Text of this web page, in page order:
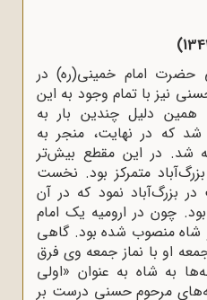
حضرت امام خمینى(ره) در
1342مرحوم حسنی نیز با تمام وجود به این
دلیل چندین بار به
که در نهایت، منجر به
شد. در این مقطع بیش‌تر
متمرکز بود. نخست
در بزرگ‌آباد نمود که در آن
چون در ارومیه یک امام
شاه منصوب شده بود. گاهى
او با نماز جمعه‌ وی فرق
به شاه به عنوان «اولى
مرحوم حسنی درست بر